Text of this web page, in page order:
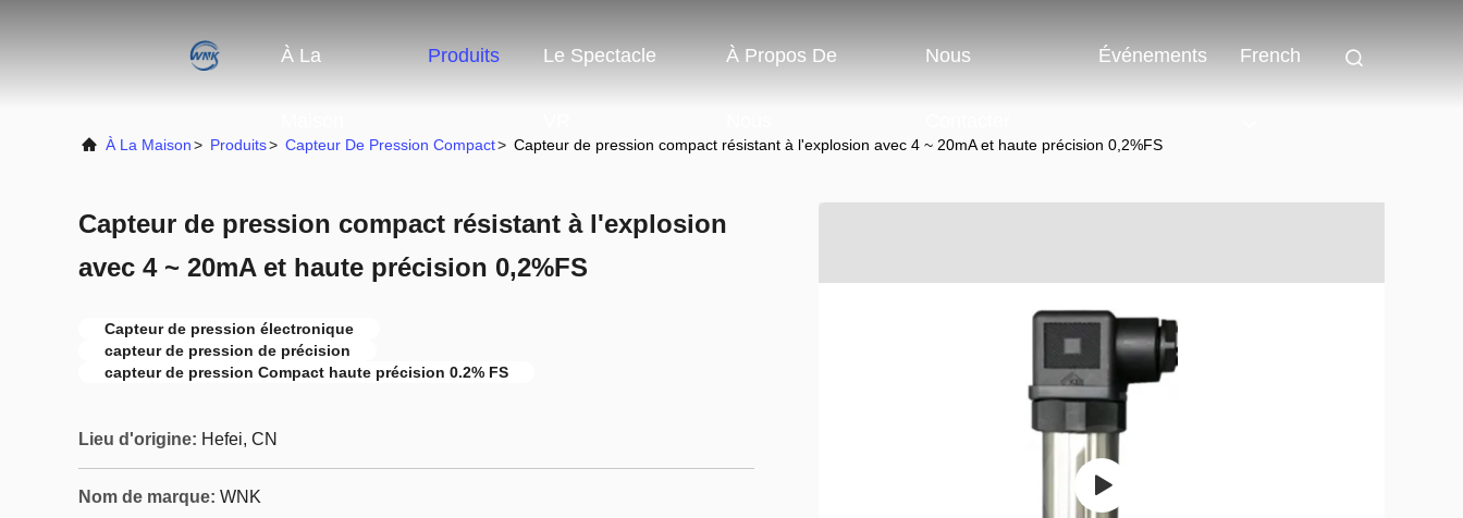
À La Produits Le Spectacle À Propos De Nous Événements French
À La Maison> Produits> Capteur De Pression Compact> Capteur de pression compact résistant à l'explosion avec 4 ~ 20mA et haute précision 0,2%FS
Capteur de pression compact résistant à l'explosion
avec 4 ~ 20mA et haute précision 0,2%FS
Capteur de pression électronique
capteur de pression de précision
capteur de pression Compact haute précision 0.2% FS
Lieu d'origine: Hefei, CN
Nom de marque: WNK